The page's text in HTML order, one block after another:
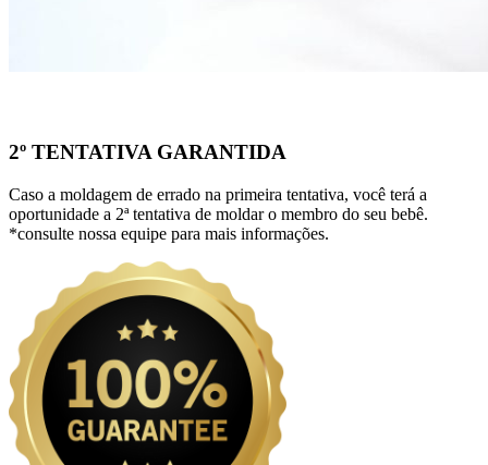
2º TENTATIVA GARANTIDA
Caso a moldagem de errado na primeira tentativa, você terá a
oportunidade a 2ª tentativa de moldar o membro do seu bebê.
*consulte nossa equipe para mais informações.